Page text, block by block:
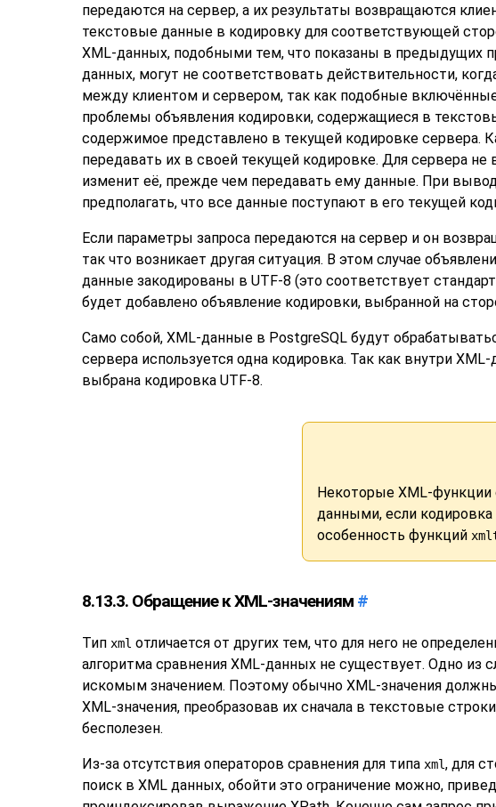
передаются на сервер, а их результаты возвращаются
текстовые данные в кодировку для соответствующей
XML-данных, подобными тем, что показаны в предыдущих
данных, могут не соответствовать действительности,
между клиентом и сервером, так как подобные
проблемы объявления кодировки, содержащиеся в
содержимое представлено в текущей кодировке сервера.
передавать их в своей текущей кодировке. Для сервера
изменит её, прежде чем передавать ему данные. При
предполагать, что все данные поступают в его текущей
Если параметры запроса передаются на сервер и он
так что возникает другая ситуация. В этом случае
данные закодированы в UTF-8 (это соответствует
будет добавлено объявление кодировки, выбранной на
Само собой, XML-данные в PostgreSQL будут
сервера используется одна кодировка. Так как внутри
выбрана кодировка UTF-8.
Некоторые XML-функции
данными, если кодировка
особенность функций
8.13.3. Обращение к XML-значениям #
Тип xml отличается от других тем, что для него не
алгоритма сравнения XML-данных не существует. Одно из
искомым значением. Поэтому обычно XML-значения
XML-значения, преобразовав их сначала в текстовые
бесполезен.
Из-за отсутствия операторов сравнения для типа xml, для
поиск в XML данных, обойти это ограничение можно,